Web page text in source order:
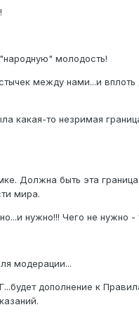
молодость!
между нами...и вплоть
какая-то незримая
Должна быть эта
мира.
нужно!!! Чего не нужно -
модерации...
дополнение к